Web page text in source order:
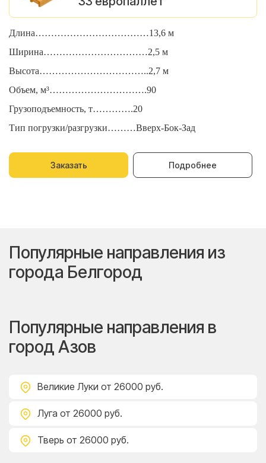
Длина………………………………13,6 м
Ширина……………………………2,5 м
Высота……………………………..2,7 м
Объем, м³………………………….90
Грузоподъемность, т………….20
Тип погрузки/разгрузки………Вверх-Бок-Зад
Заказать Подробнее
Популярные направления из
города Белгород
Популярные направления в
город Азов
Великие Луки от 26000 руб.
Луга от 26000 руб.
Тверь от 26000 руб.